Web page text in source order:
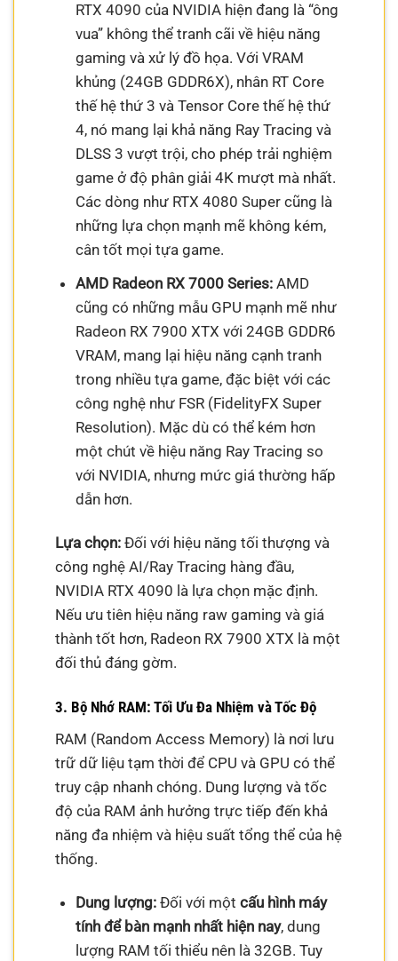
RTX 4090 của NVIDIA hiện đang là “ông
vua” không thể tranh cãi về hiệu năng
gaming và xử lý đồ họa. Với VRAM
khủng (24GB GDDR6X), nhân RT Core
thế hệ thứ 3 và Tensor Core thế hệ thứ
4, nó mang lại khả năng Ray Tracing và
DLSS 3 vượt trội, cho phép trải nghiệm
game ở độ phân giải 4K mượt mà nhất.
Các dòng như RTX 4080 Super cũng là
những lựa chọn mạnh mẽ không kém,
cân tốt mọi tựa game.
AMD Radeon RX 7000 Series:AMD
cũng có những mẫu GPU mạnh mẽ như
Radeon RX 7900 XTX với 24GB GDDR6
VRAM, mang lại hiệu năng cạnh tranh
trong nhiều tựa game, đặc biệt với các
công nghệ như FSR (FidelityFX Super
Resolution). Mặc dù có thể kém hơn
một chút về hiệu năng Ray Tracing so
với NVIDIA, nhưng mức giá thường hấp
dẫn hơn.
Lựa chọn: Đối với hiệu năng tối thượng và
công nghệ AI/Ray Tracing hàng đầu,
NVIDIA RTX 4090 là lựa chọn mặc định.
Nếu ưu tiên hiệu năng raw gaming và giá
thành tốt hơn, Radeon RX 7900 XTX là một
đối thủ đáng gờm.
3. Bộ Nhớ RAM: Tối Ưu Đa Nhiệm và Tốc Độ
RAM (Random Access Memory) là nơi lưu
trữ dữ liệu tạm thời để CPU và GPU có thể
truy cập nhanh chóng. Dung lượng và tốc
độ của RAM ảnh hưởng trực tiếp đến khả
năng đa nhiệm và hiệu suất tổng thể của hệ
thống.
Dung lượng:Đối với một cấu hình máy
tính để bàn mạnh nhất hiện nay, dung
lượng RAM tối thiểu nên là 32GB. Tuy